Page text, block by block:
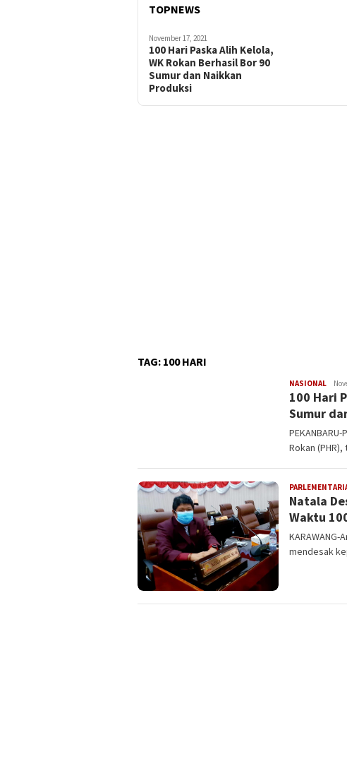
TOPNEWS
November 17, 2021
100 Hari Paska Alih Kelola,
WK Rokan Berhasil Bor 90
Sumur dan Naikkan
Produksi
TAG: 100 HARI
NASIONAL
Manaf
100 Hari
Sumur
Rokan
Natala
Waktu
KARAWANG-
mendesak